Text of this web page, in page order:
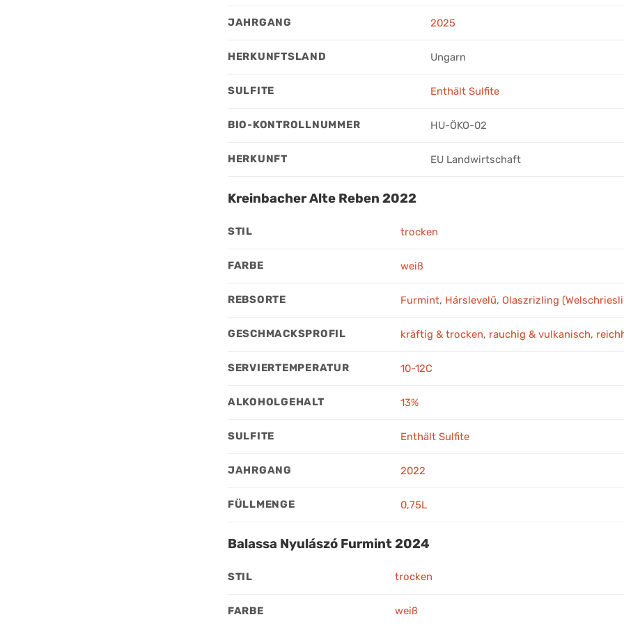
JAHRGANG 2025
HERKUNFTSLAND Ungarn
SULFITE Enthält Sulfite
BIO-KONTROLLNUMMER HU-ÖKO-02
HERKUNFT EU Landwirtschaft
Kreinbacher Alte Reben 2022
STIL trocken
FARBE weiß
REBSORTE Furmint, Hárslevelű, Olaszrizling
GESCHMACKSPROFIL kräftig & trocken, rauchig & vulkanisch,
SERVIERTEMPERATUR 10-12C
ALKOHOLGEHALT 13%
SULFITE Enthält Sulfite
JAHRGANG 2022
FÜLLMENGE 0,75L
Balassa Nyulászó Furmint 2024
STIL trocken
FARBE weiß